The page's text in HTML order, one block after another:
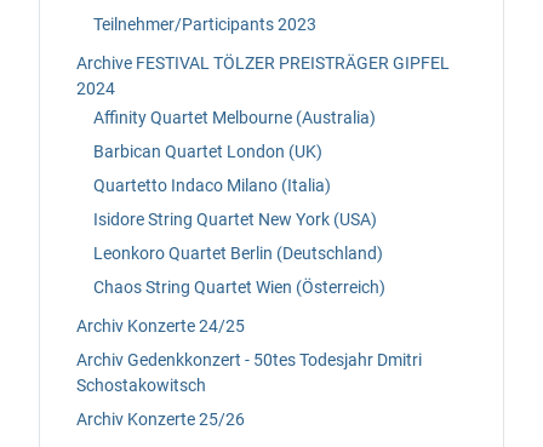
Teilnehmer/Participants 2023
Archive FESTIVAL TÖLZER PREISTRÄGER GIPFEL
2024
Affinity Quartet Melbourne (Australia)
Barbican Quartet London (UK)
Quartetto Indaco Milano (Italia)
Isidore String Quartet New York (USA)
Leonkoro Quartet Berlin (Deutschland)
Chaos String Quartet Wien (Österreich)
Archiv Konzerte 24/25
Archiv Gedenkkonzert - 50tes Todesjahr Dmitri
Schostakowitsch
Archiv Konzerte 25/26